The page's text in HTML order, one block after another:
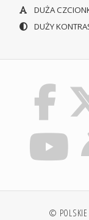
DUŻA
DUŻY
© POLSKIE